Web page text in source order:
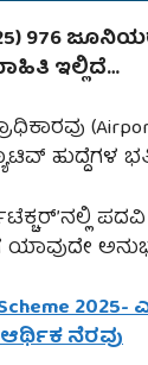
976
ಇಲ್ಲಿದೆ…
ಹುದ್ದೆಗಳ
ಯಾವುದೇ
Scheme
ಆರ್ಥಿಕ ನೆರವು